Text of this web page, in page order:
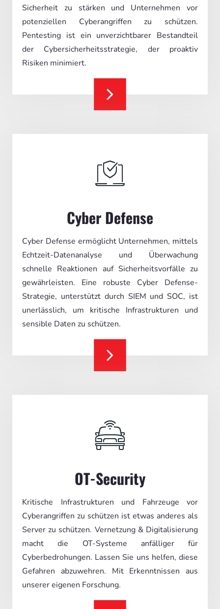
Sicherheit zu stärken und Unternehmen vor
potenziellen Cyberangriffen zu schützen.
Pentesting ist ein unverzichtbarer Bestandteil
der Cybersicherheitsstrategie, der proaktiv
Risiken minimiert.
Cyber Defense
Cyber Defense ermöglicht Unternehmen, mittels
Echtzeit-Datenanalyse und Überwachung
schnelle Reaktionen auf Sicherheitsvorfälle zu
gewährleisten. Eine robuste Cyber Defense-
Strategie, unterstützt durch SIEM und SOC, ist
unerlässlich, um kritische Infrastrukturen und
sensible Daten zu schützen.
OT-Security
Kritische Infrastrukturen und Fahrzeuge vor
Cyberangriffen zu schützen ist etwas anderes als
Server zu schützen. Vernetzung & Digitalisierung
macht die OT-Systeme anfälliger für
Cyberbedrohungen. Lassen Sie uns helfen, diese
Gefahren abzuwehren. Mit Erkenntnissen aus
unserer eigenen Forschung.